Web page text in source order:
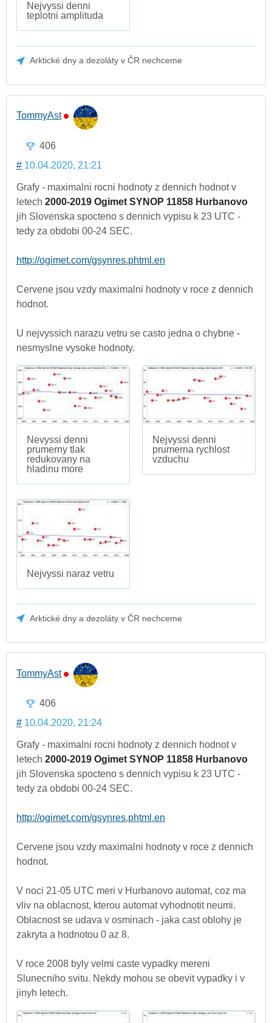
Nejvyssi denni
teplotni amplituda
Arktické dny a dezoláty v ČR nechceme
TommyAst
406
# 10.04.2020, 21:21
Grafy - maximalni rocni hodnoty z dennich hodnot v
letech 2000-2019 Ogimet SYNOP 11858 Hurbanovo
jih Slovenska spocteno s dennich vypisu k 23 UTC -
tedy za obdobi 00-24 SEC.
http://ogimet.com/gsynres.phtml.en
Cervene jsou vzdy maximalni hodnoty v roce z dennich
hodnot.
U nejvyssich narazu vetru se casto jedna o chybne -
nesmyslne vysoke hodnoty.
Nevyssi denni
prumerny tlak
redukovany na
hladinu more
Nejvyssi denni
prumerna rychlost
vzduchu
Nejvyssi naraz vetru
Arktické dny a dezoláty v ČR nechceme
TommyAst
406
# 10.04.2020, 21:24
Grafy - maximalni rocni hodnoty z dennich hodnot v
letech 2000-2019 Ogimet SYNOP 11858 Hurbanovo
jih Slovenska spocteno s dennich vypisu k 23 UTC -
tedy za obdobi 00-24 SEC.
http://ogimet.com/gsynres.phtml.en
Cervene jsou vzdy maximalni hodnoty v roce z dennich
hodnot.
V noci 21-05 UTC meri v Hurbanovo automat, coz ma
vliv na oblacnost, kterou automat vyhodnotit neumi.
Oblacnost se udava v osminach - jaka cast oblohy je
zakryta a hodnotou 0 az 8.
V roce 2008 byly velmi caste vypadky mereni
Slunecniho svitu. Nekdy mohou se obevit vypadky i v
jinyh letech.